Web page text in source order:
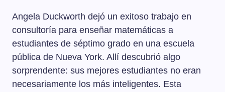
Angela Duckworth dejó un exitoso trabajo en
consultoría para enseñar matemáticas a
estudiantes de séptimo grado en una escuela
pública de Nueva York. Allí descubrió algo
sorprendente: sus mejores estudiantes no eran
necesariamente los más inteligentes. Esta